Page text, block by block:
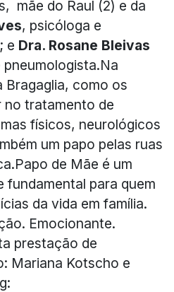
mãe do Raul (2) e da
, psicóloga e
e Dra. Rosane Bleivas
pneumologista.Na
Bragaglia, como os
no tratamento de
físicos, neurológicos
um papo pelas ruas
de Mãe é um
fundamental para quem
da vida em família.
Emocionante.
prestação de
Mariana Kotscho e